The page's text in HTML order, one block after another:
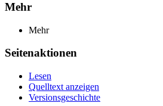
Mehr
Mehr
Seitenaktionen
Lesen
Quelltext anzeigen
Versionsgeschichte